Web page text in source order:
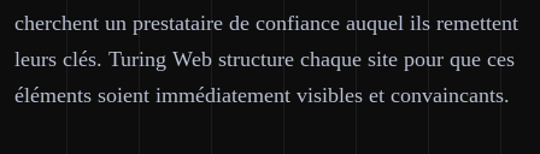
cherchent un prestataire de confiance auquel ils remettent
leurs clés. Turing Web structure chaque site pour que ces
éléments soient immédiatement visibles et convaincants.